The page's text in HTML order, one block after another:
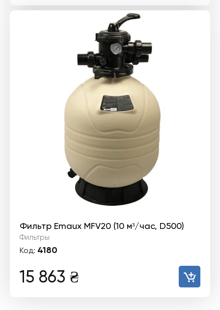
Фильтр Emaux MFV20 (10 м³/час, D500)
Фильтры
Код: 4180
15 863 ₴